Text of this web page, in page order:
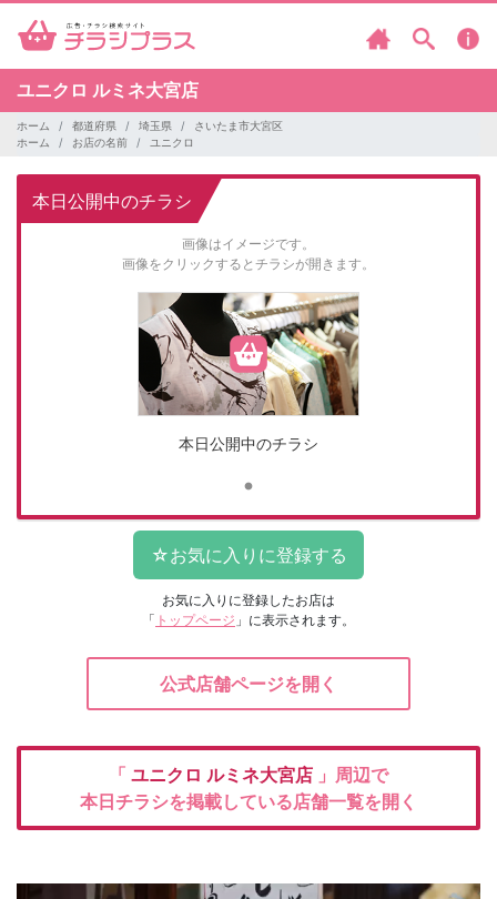
ユニクロ ルミネ大宮店
ホーム 都道府県 埼玉県
さいたま市大宮区
ホーム
お店の名前 ユニクロ
本日公開中のチラシ
画像はイメージです。
画像をクリックするとチラシが開きます。
本日公開中のチラシ
お気に入りに登録したお店は
「 トップページ 」に表示されます。
公式店舗ページを開く
「 ユニクロ ルミネ大宮店 」周辺で
本日チラシを掲載している店舗一覧を開く